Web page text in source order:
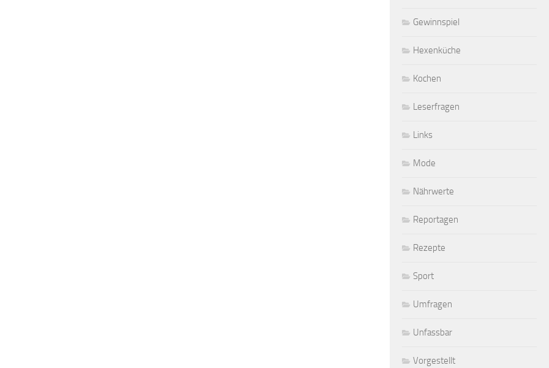
Gewinnspiel
Hexenküche
Kochen
Leserfragen
Links
Mode
Nährwerte
Reportagen
Rezepte
Sport
Umfragen
Unfassbar
Vorgestellt